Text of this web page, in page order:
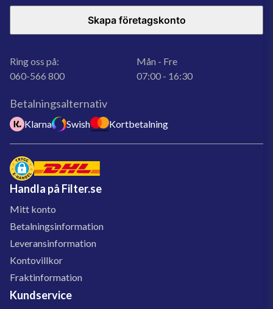
Skapa företagskonto
Ring oss på:
060-566 800
Mån - Fre
07:00 - 16:30
Betalningsalternativ
Klarna Swish Kortbetalning
Handla på Filter.se
Mitt konto
Betalningsinformation
Leveransinformation
Kontovillkor
Fraktinformation
Kundservice